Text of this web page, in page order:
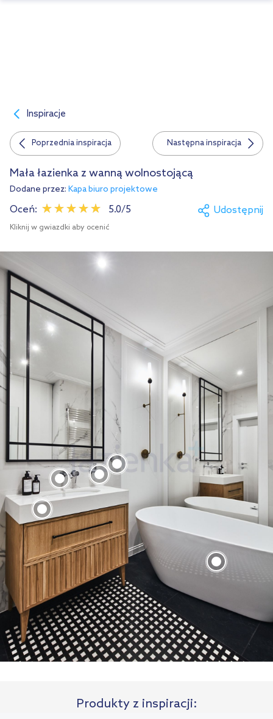
Inspiracje
Mała łazienka z wanną wolnostojącą
Dodane przez: Kapa biuro projektowe
Oceń: 5.0/5
Kliknij w gwiazdki aby ocenić
Udostępnij
Poprzednia inspiracja Następna inspiracja
Produkty z inspiracji: